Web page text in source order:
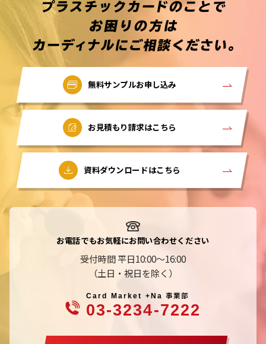
無料サンプルお申し込み
お見積もり請求はこちら
資料ダウンロードはこちら
お電話でもお気軽にお問い合わせください
受付時間 平日10:00～16:00
（土日・祝日を除く）
Card Market +Na事業部
03-3234-7222